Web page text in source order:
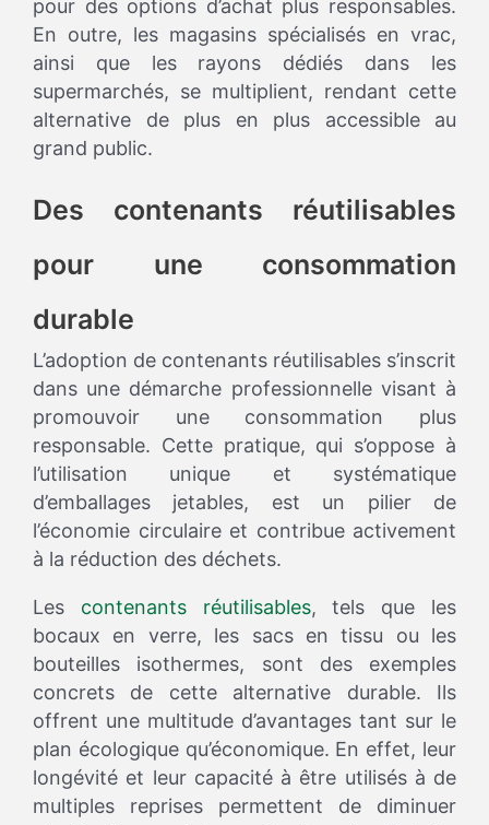
pour des options d’achat plus responsables.
En outre, les magasins spécialisés en vrac,
ainsi que les rayons dédiés dans les
supermarchés, se multiplient, rendant cette
alternative de plus en plus accessible au
grand public.
Des contenants réutilisables
pour une consommation
durable
L’adoption de contenants réutilisables s’inscrit
dans une démarche professionnelle visant à
promouvoir une consommation plus
responsable. Cette pratique, qui s’oppose à
l’utilisation unique et systématique
d’emballages jetables, est un pilier de
l’économie circulaire et contribue activement
à la réduction des déchets.
Les contenants réutilisables, tels que les
bocaux en verre, les sacs en tissu ou les
bouteilles isothermes, sont des exemples
concrets de cette alternative durable. Ils
offrent une multitude d’avantages tant sur le
plan écologique qu’économique. En effet, leur
longévité et leur capacité à être utilisés à de
multiples reprises permettent de diminuer